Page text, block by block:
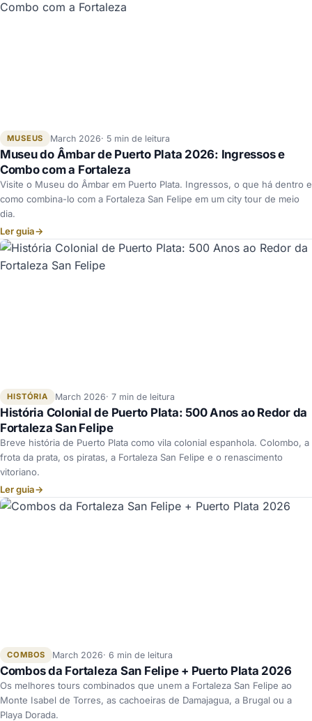
MUSEUS March 2026 5 min de leitura
Museu do Âmbar de Puerto Plata 2026: Ingressos e
Combo com a Fortaleza
Visite o Museu do Âmbar em Puerto Plata. Ingressos, o que há dentro e
como combina-lo com a Fortaleza San Felipe em um city tour de meio
dia.
Ler guia→
HISTÓRIA March 2026 7 min de leitura
História Colonial de Puerto Plata: 500 Anos ao Redor da
Fortaleza San Felipe
Breve história de Puerto Plata como vila colonial espanhola. Colombo, a
frota da prata, os piratas, a Fortaleza San Felipe e o renascimento
vitoriano.
Ler guia→
COMBOS March 2026 6 min de leitura
Combos da Fortaleza San Felipe + Puerto Plata 2026
Os melhores tours combinados que unem a Fortaleza San Felipe ao
Monte Isabel de Torres, as cachoeiras de Damajagua, a Brugal ou a
Playa Dorada.